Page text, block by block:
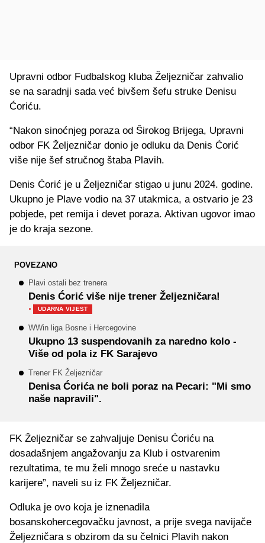
Upravni odbor Fudbalskog kluba Željezničar zahvalio
se na saradnji sada već bivšem šefu struke Denisu
Ćoriću.
“Nakon sinoćnjeg poraza od Širokog Brijega, Upravni
odbor FK Željezničar donio je odluku da Denis Ćorić
više nije šef stručnog štaba Plavih.
Denis Ćorić je u Željezničar stigao u junu 2024. godine.
Ukupno je Plave vodio na 37 utakmica, a ostvario je 23
pobjede, pet remija i devet poraza. Aktivan ugovor imao
je do kraja sezone.
POVEZANO
Plavi ostali bez trenera
Denis Ćorić više nije trener Željezničara!
· UDARNA VIJEST
WWin liga Bosne i Hercegovine
Ukupno 13 suspendovanih za naredno kolo -
Više od pola iz FK Sarajevo
Trener FK Željezničar
Denisa Ćorića ne boli poraz na Pecari: "Mi smo
naše napravili".
FK Željezničar se zahvaljuje Denisu Ćoriću na
dosadašnjem angažovanju za Klub i ostvarenim
rezultatima, te mu želi mnogo sreće u nastavku
karijere”, naveli su iz FK Željezničar.
Odluka je ovo koja je iznenadila
bosanskohercegovačku javnost, a prije svega navijače
Željezničara s obzirom da su čelnici Plavih nakon